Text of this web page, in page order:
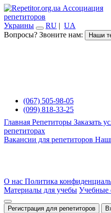
Ассоциация
репетиторов
Украины
RU | UA
Вопросы? Звоните нам:
Наши
(067) 505-98-05
(099) 818-33-25
Главная Репетиторы Заказать
репетиторах
Вакансии для репетиторов
О нас Политика
Материалы для учебы Учебные
Регистрация для репетиторов